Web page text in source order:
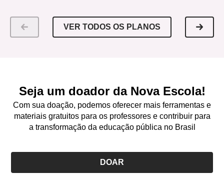
VER TODOS OS PLANOS
Seja um doador da Nova Escola!
Com sua doação, podemos oferecer mais ferramentas e
materiais gratuitos para os professores e contribuir para
a transformação da educação pública no Brasil
DOAR